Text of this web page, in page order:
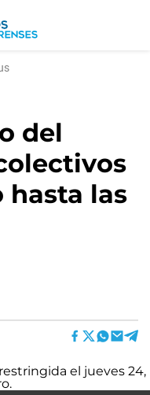
del
hasta las